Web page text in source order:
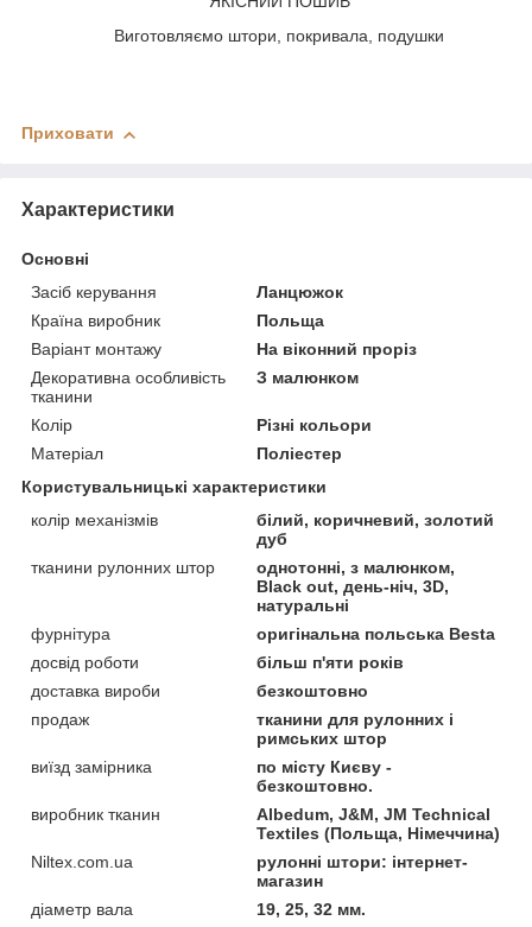
Виготовляємо штори, покривала, подушки
Приховати
Характеристики
Основні
Засіб керування
Ланцюжок
Країна виробник
Польща
Варіант монтажу
На віконний проріз
Декоративна особливість
тканини
З малюнком
Колір
Різні кольори
Матеріал
Поліестер
Користувальницькі характеристики
колір механізмів
білий, коричневий, золотий
дуб
тканини рулонних штор
однотонні, з малюнком,
Black out, день-ніч, 3D,
натуральні
фурнітура
оригінальна польська Besta
досвід роботи
більш п'яти років
доставка вироби
безкоштовно
продаж
тканини для рулонних і
римських штор
виїзд замірника
по місту Києву -
безкоштовно.
виробник тканин
Albedum, J&M, JM Technical
Textiles (Польща, Німеччина)
Niltex.com.ua
рулонні штори: інтернет-
магазин
діаметр вала
19, 25, 32 мм.